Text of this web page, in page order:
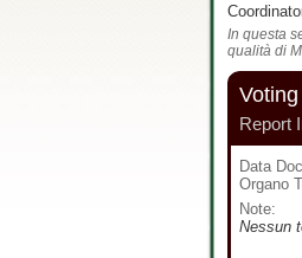
In questa
qualità di
Report
Data
Organo
Note:
Nessun